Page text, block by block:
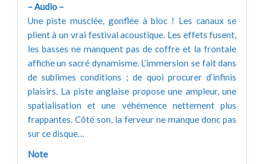
– Audio –
Une piste musclée, gonflée à bloc ! Les canaux se
plient à un vrai festival acoustique. Les effets fusent,
les basses ne manquent pas de coffre et la frontale
affiche un sacré dynamisme. L’immersion se fait dans
de sublimes conditions ; de quoi procurer d’infinis
plaisirs. La piste anglaise propose une ampleur, une
spatialisation et une véhémence nettement plus
frappantes. Côté son, la ferveur ne manque donc pas
sur ce disque…
Note